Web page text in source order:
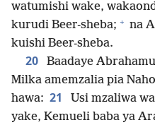
watumishi wake,
kurudi Beer-sheba; + na
kuishi Beer-sheba.
20
Baadaye
Milka amemzalia pia
hawa: 21
Usi mzaliwa
yake, Kemueli baba ya